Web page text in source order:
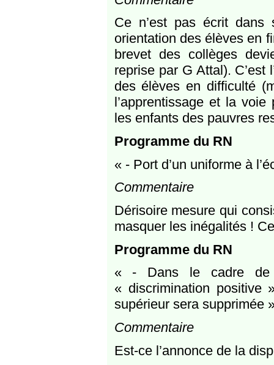
Ce n’est pas écrit dans
orientation des élèves en
brevet des collèges
reprise par G Attal). C’est
des élèves en difficulté
l’apprentissage et la
les enfants des pauvres
Programme du RN
« - Port d’un uniforme à
Commentaire
Dérisoire mesure qui
masquer les inégalités !
Programme du RN
« - Dans le cadre de
« discrimination positive
supérieur sera supprimée
Commentaire
Est-ce l’annonce de la